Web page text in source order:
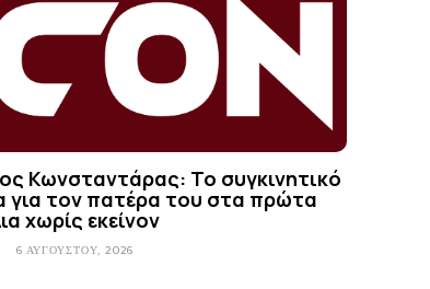
Κωνσταντάρας: Το συγκινητικό
για τον πατέρα του στα πρώτα
χωρίς εκείνον
6 ΑΥΓΟΎΣΤΟΥ, 2026